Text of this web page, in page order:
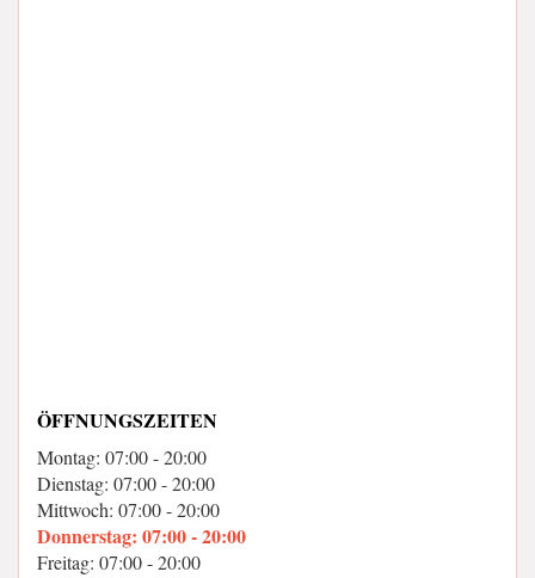
ÖFFNUNGSZEITEN
Montag: 07:00 - 20:00
Dienstag: 07:00 - 20:00
Mittwoch: 07:00 - 20:00
Donnerstag: 07:00 - 20:00
Freitag: 07:00 - 20:00